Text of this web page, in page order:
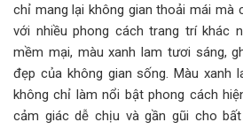
chỉ mang lại không gian thoải mái mà
với nhiều phong cách trang trí khác
mềm mại, màu xanh lam tươi sáng,
đẹp của không gian sống. Màu xanh
không chỉ làm nổi bật phong cách
cảm giác dễ chịu và gần gũi cho